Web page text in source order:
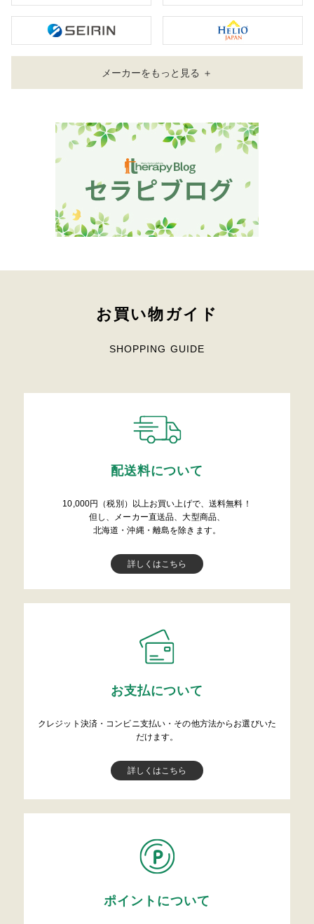
メーカーをもっと見る ＋
お買い物ガイド
SHOPPING GUIDE
配送料について
10,000円（税別）以上お買い上げで、送料無料！
但し、メーカー直送品、大型商品、
北海道・沖縄・離島を除きます。
詳しくはこちら
お支払について
クレジット決済・コンビニ支払い・その他方法からお選びいた
だけます。
詳しくはこちら
ポイントについて